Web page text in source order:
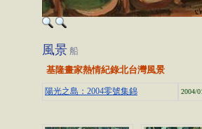
風景 船
基隆畫家熱情紀錄北台灣風景
陽光之島：2004零號集錦 2004/